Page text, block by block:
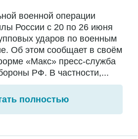
военной операции
России с 20 по 26 июня
ударов по военным
Об этом сообщает в своём
«Макс» пресс-служба
РФ. В частности,...
полностью